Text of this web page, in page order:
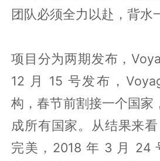
团队必须全力以赴，背水
项目分为两期发布，
12 月 15 号发布，
构，春节前割接一个国家
成所有国家。从结果来
完美，2018 年 3 月 24